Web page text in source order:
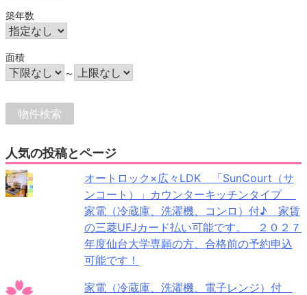
築年数
面積
～
人気の投稿とページ
オートロック×広々LDK 「SunCourt（サ
ンコート）」カウンターキッチンタイプ
家電（冷蔵庫、洗濯機、コンロ）付♪ 家賃
の三菱UFJカード払い可能です。 ２０２７
年度仙台大学専願の方、合格前の予約申込
可能です！
家電（冷蔵庫、洗濯機、電子レンジ）付